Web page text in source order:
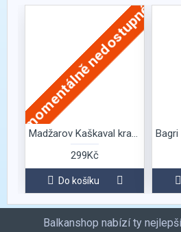
momentálně nedostupné
Madžarov Kaškaval kravský Zlatá série
299Kč
Do košíku
Balkanshop nabízí ty